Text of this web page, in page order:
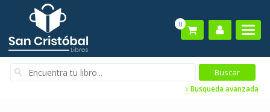
0
Busqueda avanzada